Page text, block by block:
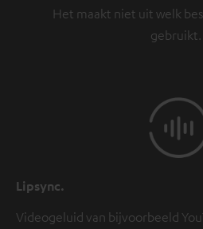
Het maakt niet uit welk
gebruikt.
Lipsync.
Videogeluid van bijvoorbeeld